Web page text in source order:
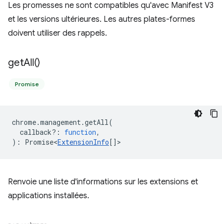
Les promesses ne sont compatibles qu'avec Manifest V3
et les versions ultérieures. Les autres plates-formes
doivent utiliser des rappels.
getAll()
Promise
chrome.management.getAll(
callback? : function,
) : Promise<ExtensionInfo[] >
Renvoie une liste d'informations sur les extensions et
applications installées.